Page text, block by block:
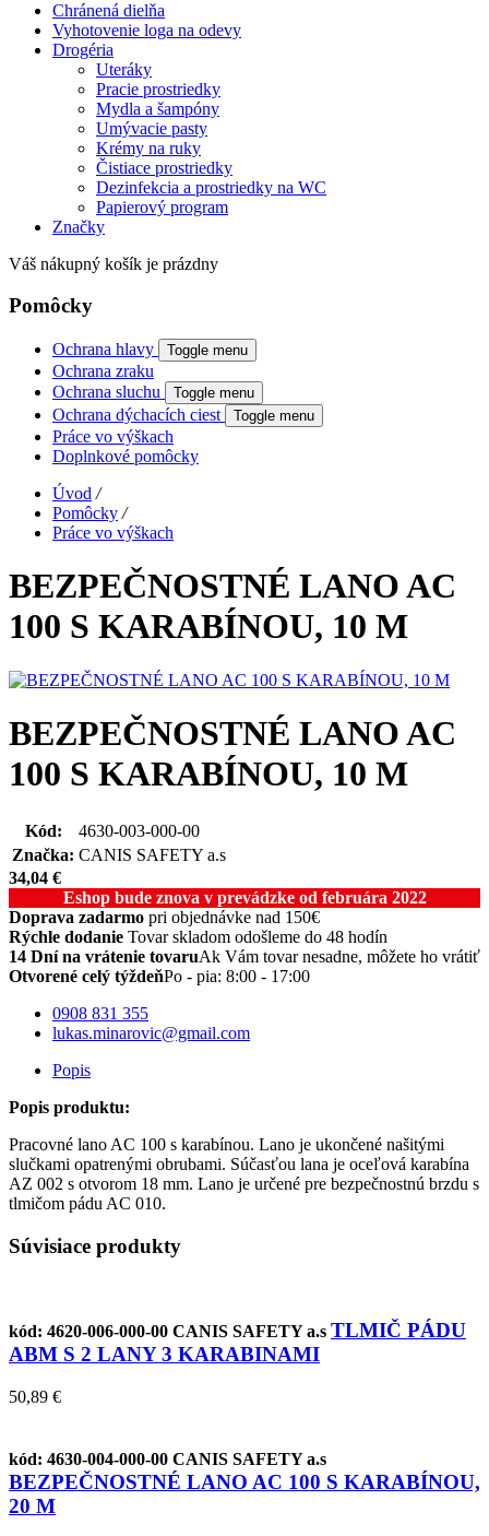
Chránená dielňa
Vyhotovenie loga na odevy
Drogéria
Uteráky
Pracie prostriedky
Mydla a šampóny
Umývacie pasty
Krémy na ruky
Čistiace prostriedky
Dezinfekcia a prostriedky na WC
Papierový program
Značky
Váš nákupný košík je prázdny
Pomôcky
Ochrana hlavy Toggle menu
Ochrana zraku
Ochrana sluchu
Toggle menu
Ochrana dýchacích ciest Toggle menu
Práce vo výškach
Doplnkové pomôcky
Úvod /
Pomôcky /
Práce vo výškach
BEZPEČNOSTNÉ LANO AC
100 S KARABÍNOU, 10 M
BEZPEČNOSTNÉ LANO AC
100 S KARABÍNOU, 10 M
Kód:
4630-003-000-00
Značka: CANIS SAFETY a.s
34,04 €
Eshop bude znova v prevádzke od februára 2022
Doprava zadarmo pri objednávke nad 150€
Rýchle dodanie Tovar skladom odošleme do 48 hodín
14 Dní na vrátenie tovaruAk Vám tovar nesadne, môžete ho vrátiť
Otvorené celý týždeňPo - pia: 8:00 - 17:00
0908 831 355
lukas.minarovic@gmail.com
Popis
Popis produktu:
Pracovné lano AC 100 s karabínou. Lano je ukončené našitými
slučkami opatrenými obrubami. Súčasťou lana je oceľová karabína
AZ 002 s otvorom 18 mm. Lano je určené pre bezpečnostnú brzdu s
tlmičom pádu AC 010.
Súvisiace produkty
kód: 4620-006-000-00 CANIS SAFETY a.s TLMIČ PÁDU
ABM S 2 LANY 3 KARABINAMI
50,89 €
kód: 4630-004-000-00 CANIS SAFETY a.s
BEZPEČNOSTNÉ LANO AC 100 S KARABÍNOU,
20 M